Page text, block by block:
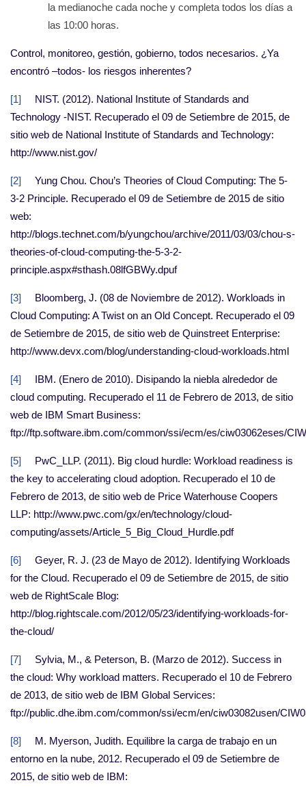
la medianoche cada noche y completa todos los días a
las 10:00 horas.
Control, monitoreo, gestión, gobierno, todos necesarios. ¿Ya
encontró –todos- los riesgos inherentes?
[1] NIST. (2012). National Institute of Standards and
Technology -NIST. Recuperado el 09 de Setiembre de 2015, de
sitio web de National Institute of Standards and Technology:
http://www.nist.gov/
[2] Yung Chou. Chou’s Theories of Cloud Computing: The 5-
3-2 Principle. Recuperado el 09 de Setiembre de 2015 de sitio
web:
http://blogs.technet.com/b/yungchou/archive/2011/03/03/chou-s-
theories-of-cloud-computing-the-5-3-2-
principle.aspx#sthash.08lfGBWy.dpuf
[3] Bloomberg, J. (08 de Noviembre de 2012). Workloads in
Cloud Computing: A Twist on an Old Concept. Recuperado el 09
de Setiembre de 2015, de sitio web de Quinstreet Enterprise:
http://www.devx.com/blog/understanding-cloud-workloads.html
[4] IBM. (Enero de 2010). Disipando la niebla alrededor de
cloud computing. Recuperado el 11 de Febrero de 2013, de sitio
web de IBM Smart Business:
ftp://ftp.software.ibm.com/common/ssi/ecm/es/ciw03062eses/
[5] PwC_LLP. (2011). Big cloud hurdle: Workload readiness is
the key to accelerating cloud adoption. Recuperado el 10 de
Febrero de 2013, de sitio web de Price Waterhouse Coopers
LLP: http://www.pwc.com/gx/en/technology/cloud-
computing/assets/Article_5_Big_Cloud_Hurdle.pdf
[6] Geyer, R. J. (23 de Mayo de 2012). Identifying Workloads
for the Cloud. Recuperado el 09 de Setiembre de 2015, de sitio
web de RightScale Blog:
http://blog.rightscale.com/2012/05/23/identifying-workloads-for-
the-cloud/
[7] Sylvia, M., & Peterson, B. (Marzo de 2012). Success in
the cloud: Why workload matters. Recuperado el 10 de Febrero
de 2013, de sitio web de IBM Global Services:
ftp://public.dhe.ibm.com/common/ssi/ecm/en/ciw03082usen/
[8] M. Myerson, Judith. Equilibre la carga de trabajo en un
entorno en la nube, 2012. Recuperado el 09 de Setiembre de
2015, de sitio web de IBM: